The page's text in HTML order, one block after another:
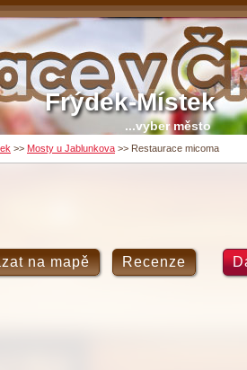
Frýdek-Místek
...vyber město
>> Mosty u Jablunkova >> Restaurace micoma
na mapě Recenze